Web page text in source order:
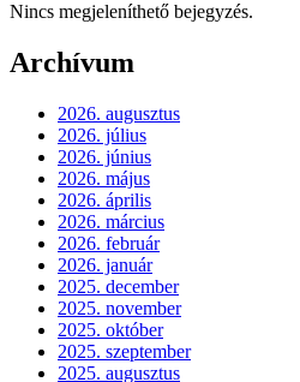
Nincs megjeleníthető bejegyzés.
Archívum
2026. augusztus
2026. július
2026. június
2026. május
2026. április
2026. március
2026. február
2026. január
2025. december
2025. november
2025. október
2025. szeptember
2025. augusztus